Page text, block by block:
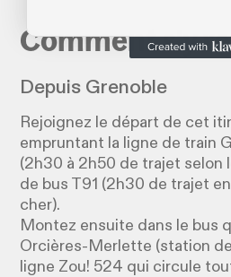
Comment s'y
Depuis Grenoble
Rejoignez le départ de cet
empruntant la ligne de train
(2h30 à 2h50 de trajet selon
de bus T91 (2h30 de trajet
cher).
Montez ensuite dans le bus
Orcières-Merlette (station
ligne Zou! 524 qui circule